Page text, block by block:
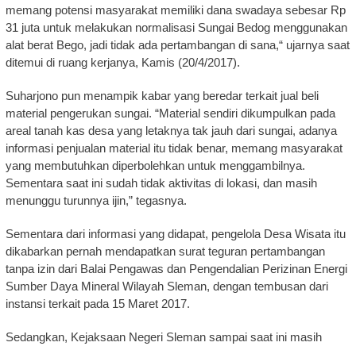
memang potensi masyarakat memiliki dana swadaya sebesar Rp
31 juta untuk melakukan normalisasi Sungai Bedog menggunakan
alat berat Bego, jadi tidak ada pertambangan di sana,“ ujarnya saat
ditemui di ruang kerjanya, Kamis (20/4/2017).
Suharjono pun menampik kabar yang beredar terkait jual beli
material pengerukan sungai. “Material sendiri dikumpulkan pada
areal tanah kas desa yang letaknya tak jauh dari sungai, adanya
informasi penjualan material itu tidak benar, memang masyarakat
yang membutuhkan diperbolehkan untuk menggambilnya.
Sementara saat ini sudah tidak aktivitas di lokasi, dan masih
menunggu turunnya ijin,” tegasnya.
Sementara dari informasi yang didapat, pengelola Desa Wisata itu
dikabarkan pernah mendapatkan surat teguran pertambangan
tanpa izin dari Balai Pengawas dan Pengendalian Perizinan Energi
Sumber Daya Mineral Wilayah Sleman, dengan tembusan dari
instansi terkait pada 15 Maret 2017.
Sedangkan, Kejaksaan Negeri Sleman sampai saat ini masih